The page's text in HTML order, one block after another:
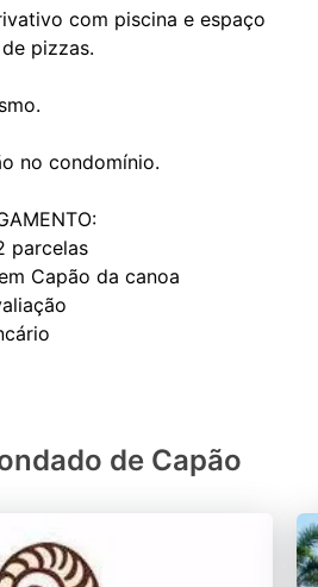
com piscina e espaço
pizzas.
no condomínio.
parcelas
Capão da canoa
de Capão